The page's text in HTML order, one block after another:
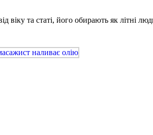
та статі, його обирають як літні